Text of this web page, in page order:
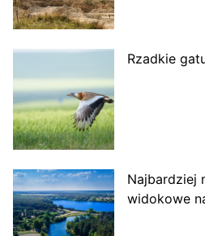
Rzadkie
Najbardziej
widokowe